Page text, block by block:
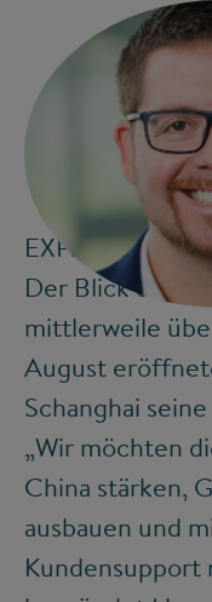
EXPANSION
Der Blick des
mittlerweile
August
Schanghai
„Wir möchten
China stärken,
ausbauen und
Kundensupport